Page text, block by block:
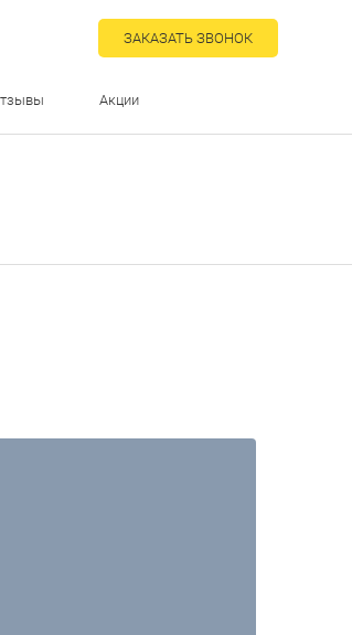
ЗАКАЗАТЬ ЗВОНОК
Акции